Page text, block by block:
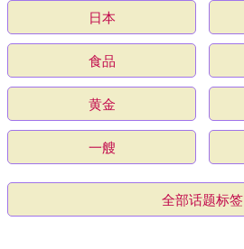
日本
食品
黄金
一艘
全部话题标签